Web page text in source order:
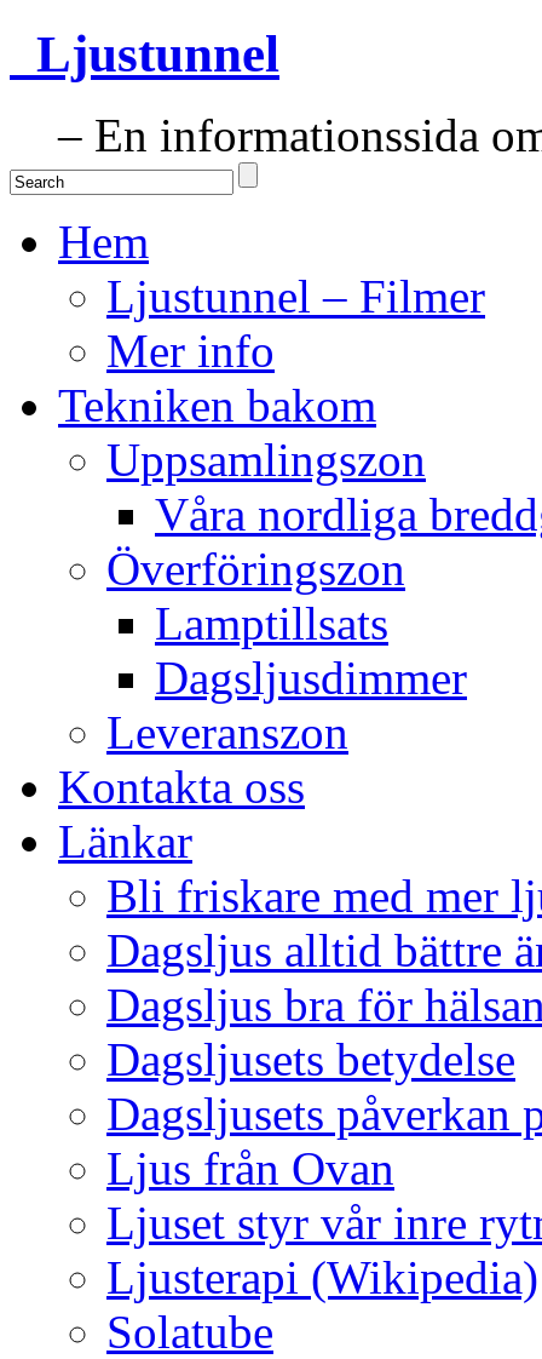
Ljustunnel
– En informationssida
Hem
Ljustunnel – Filmer
Mer info
Tekniken bakom
Uppsamlingszon
Våra nordliga
Överföringszon
Lamptillsats
Dagsljusdimmer
Leveranszon
Kontakta oss
Länkar
Bli friskare med mer
Dagsljus alltid bättre
Dagsljus bra för
Dagsljusets betydelse
Dagsljusets påverkan
Ljus från Ovan
Ljuset styr vår inre
Ljusterapi (Wikipedia)
Solatube